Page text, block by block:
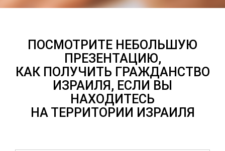
ПОСМОТРИТЕ НЕБОЛЬШУЮ
ПРЕЗЕНТАЦИЮ,
КАК ПОЛУЧИТЬ ГРАЖДАНСТВО
ИЗРАИЛЯ, ЕСЛИ ВЫ
НАХОДИТЕСЬ
НА ТЕРРИТОРИИ ИЗРАИЛЯ